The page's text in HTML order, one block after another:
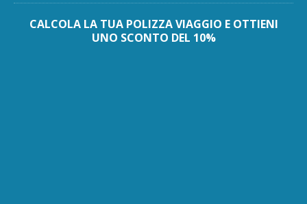
CALCOLA LA TUA POLIZZA VIAGGIO E OTTIENI
UNO SCONTO DEL 10%